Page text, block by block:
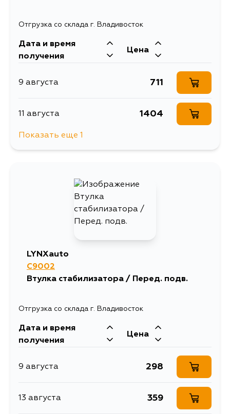
Отгрузка со склада г. Владивосток
Дата и время
получения
Цена
9 августа 711
11 августа 1404
Показать еще 1
LYNXauto
C9002
Втулка стабилизатора / Перед. подв.
Отгрузка со склада г. Владивосток
Дата и время
получения
Цена
9 августа 298
13 августа 359